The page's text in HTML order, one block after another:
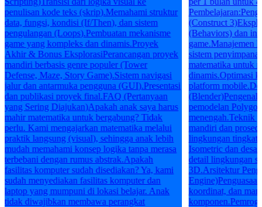
penulisan kode teks (skrip).Memahami struktur
data, fungsi, kondisi (If/Then), dan sistem
pengulangan (Loops).Pembuatan mekanisme
game yang kompleks dan dinamis.Proyek
Akhir & Bonus EksplorasiPerancangan proyek
mandiri berbasis genre populer (Tower
Defense, Maze, Story Game).Sistem navigasi
jalur dan antarmuka pengguna (GUI).Presentasi
dan publikasi proyek final.FAQ (Pertanyaan
yang Sering Diajukan)Apakah anak saya harus
mahir matematika untuk bergabung? Tidak
perlu. Kami mengajarkan matematika melalui
praktik langsung (visual), sehingga anak lebih
mudah memahami konsep logika tanpa merasa
terbebani dengan rumus abstrak.Apakah
fasilitas komputer sudah disediakan? Ya, kami
sudah menyediakan fasilitas komputer dan
laptop yang mumpuni di lokasi belajar. Anak
tidak diwajibkan membawa perangkat
(Construct
(Behaviors) dan
game.Manajemen
sistem
matematika untuk
dinamis.Optimasi
platform
pemodelan
menengah.Teknik
mandiri dan
lingkungan tingkat
Isometric dan
detail lingkungan
3D.Arsitektur
koordinat, dan